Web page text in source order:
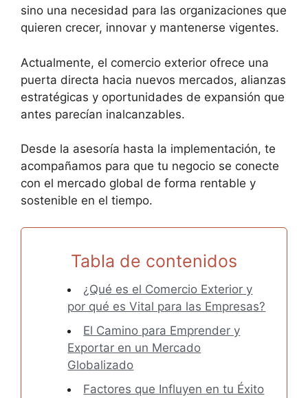
sino una necesidad para las organizaciones que
quieren crecer, innovar y mantenerse vigentes.
Actualmente, el comercio exterior ofrece una
puerta directa hacia nuevos mercados, alianzas
estratégicas y oportunidades de expansión que
antes parecían inalcanzables.
Desde la asesoría hasta la implementación, te
acompañamos para que tu negocio se conecte
con el mercado global de forma rentable y
sostenible en el tiempo.
Tabla de contenidos
¿Qué es el Comercio Exterior y
por qué es Vital para las Empresas?
El Camino para Emprender y
Exportar en un Mercado
Globalizado
Factores que Influyen en tu Éxito